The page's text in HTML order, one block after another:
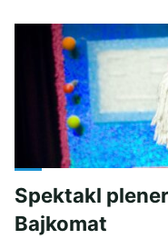
Spektakl
Bajkomat